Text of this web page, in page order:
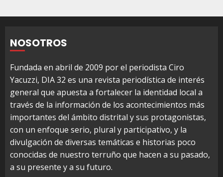
NOSOTROS
Fundada en abril de 2009 por el periodista Ciro
Yacuzzi, DIA 32 es una revista periodística de interés
general que apuesta a fortalecer la identidad local a
través de la información de los acontecimientos más
importantes del ámbito distrital y sus protagonistas,
con un enfoque serio, plural y participativo, y la
divulgación de diversas temáticas e historias poco
conocidas de nuestro terruño que hacen a su pasado,
a su presente y a su futuro.